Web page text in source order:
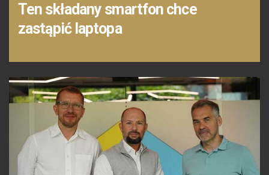
Ten składany smartfon chce
zastąpić laptopa